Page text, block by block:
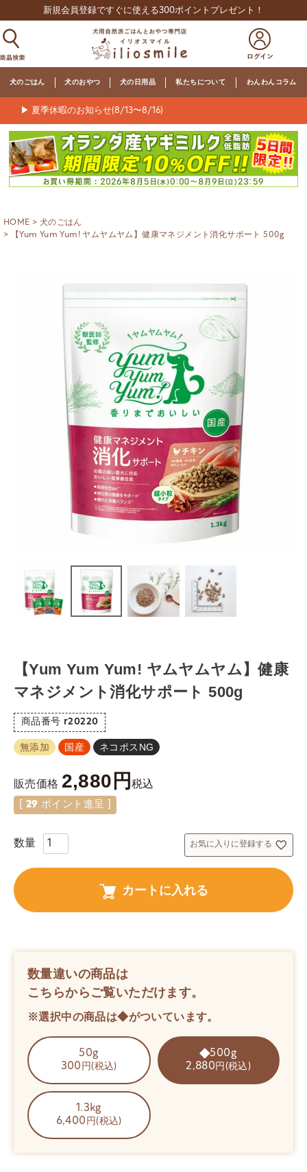
新規会員登録ですぐに使える300ポイントプレゼント！
犬のごはん 犬のおやつ 犬の日用品 私たちについて わんわんコラム
▶ 夏季休暇のお知らせ(8/13〜8/16)
HOME
犬のごはん
【Yum Yum Yum! ヤムヤムヤム】健康マネジメント消化サポート 500g
【Yum Yum Yum! ヤムヤムヤム】健康
マネジメント消化サポート 500g
商品番号 r20220
無添加 国産 ネコポスNG
販売価格 2,880 税込
29 ポイント進呈 ]
お気に入りに登録する
カートに入れる
数量違いの商品は
こちらからご覧いただけます。
※選択中の商品は◆がついています。
50g
300 円(税込)
500g
2,880 円(税込)
1.3kg
6,400 円(税込)